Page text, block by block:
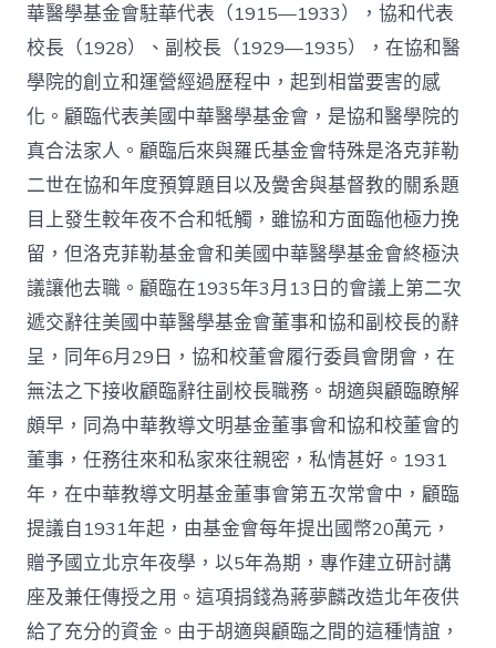
華醫學基金會駐華代表（1915—1933），協和代表
校長（1928）、副校長（1929—1935），在協和醫
學院的創立和運營經過歷程中，起到相當要害的感
化。顧臨代表美國中華醫學基金會，是協和醫學院的
真合法家人。顧臨后來與羅氏基金會特殊是洛克菲勒
二世在協和年度預算題目以及黌舍與基督教的關系題
目上發生較年夜不合和牴觸，雖協和方面臨他極力挽
留，但洛克菲勒基金會和美國中華醫學基金會終極決
議讓他去職。顧臨在1935年3月13日的會議上第二次
遞交辭往美國中華醫學基金會董事和協和副校長的辭
呈，同年6月29日，協和校董會履行委員會閉會，在
無法之下接收顧臨辭往副校長職務。胡適與顧臨瞭解
頗早，同為中華教導文明基金董事會和協和校董會的
董事，任務往來和私家來往親密，私情甚好。1931
年，在中華教導文明基金董事會第五次常會中，顧臨
提議自1931年起，由基金會每年提出國幣20萬元，
贈予國立北京年夜學，以5年為期，專作建立研討講
座及兼任傳授之用。這項捐錢為蔣夢麟改造北年夜供
給了充分的資金。由于胡適與顧臨之間的這種情誼，